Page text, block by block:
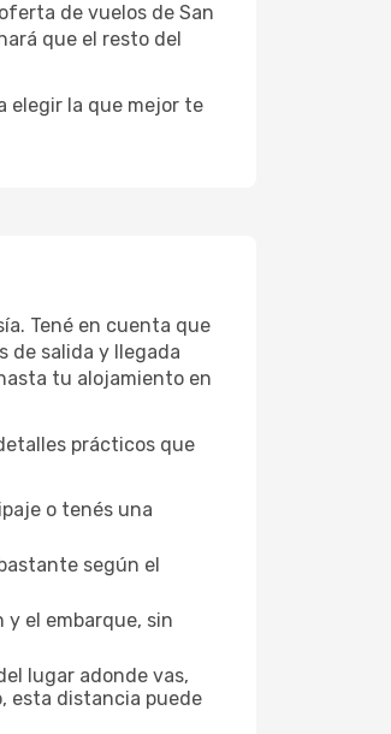
de vuelos de San
que el resto del
elegir la que mejor te
Tené en cuenta que
de salida y llegada
tu alojamiento en
prácticos que
o tenés una
según el
el embarque, sin
lugar adonde vas,
esta distancia puede